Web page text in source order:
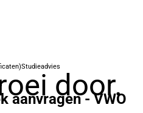
door.
Studieadvies
aanvragen - VWO